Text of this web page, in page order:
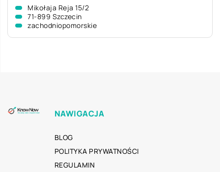
Mikołaja Reja 15/2
71-899 Szczecin
zachodniopomorskie
NAWIGACJA
BLOG
POLITYKA PRYWATNOŚCI
REGULAMIN